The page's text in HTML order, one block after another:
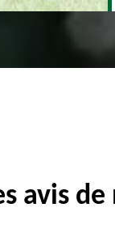
avis